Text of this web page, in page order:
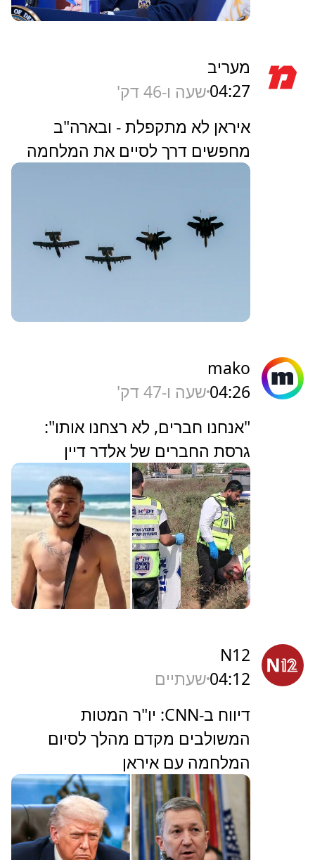
מעריב
04:27שעה ו-46 דק'
איראן לא מתקפלת - ובארה"ב
מחפשים דרך לסיים את המלחמה
mako
04:26שעה ו-47 דק'
"אנחנו חברים, לא רצחנו אותו":
גרסת החברים של אלדר דיין
N12
04:12שעתיים
דיווח ב-CNN: יו"ר המטות
המשולבים מקדם מהלך לסיום
המלחמה עם איראן